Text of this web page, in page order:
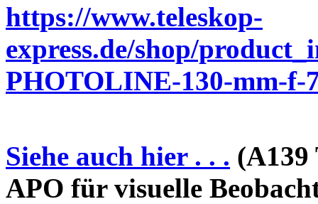
https://www.teleskop-
express.de/shop/
PHOTOLINE-130-mm-f-
Siehe auch hier . . . (A139
APO für visuelle